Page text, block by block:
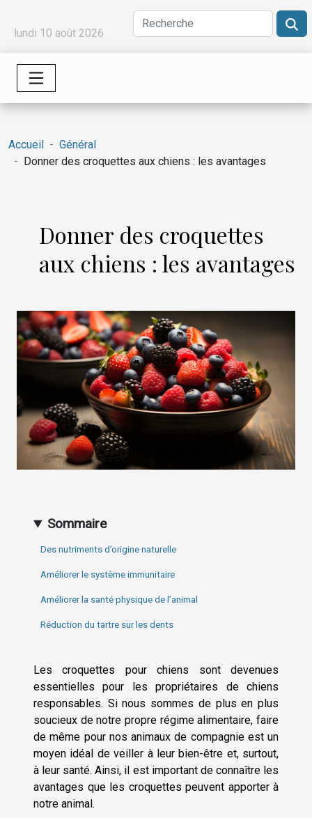
lundi 10 août 2026
Accueil
Général
Donner des croquettes aux chiens : les avantages
Donner des croquettes
aux chiens : les avantages
Sommaire
Des nutriments d’origine naturelle
Améliorer le système immunitaire
Améliorer la santé physique de l’animal
Réduction du tartre sur les dents
Les croquettes pour chiens sont devenues
essentielles pour les propriétaires de chiens
responsables. Si nous sommes de plus en plus
soucieux de notre propre régime alimentaire, faire
de même pour nos animaux de compagnie est un
moyen idéal de veiller à leur bien-être et, surtout,
à leur santé. Ainsi, il est important de connaître les
avantages que les croquettes peuvent apporter à
notre animal.